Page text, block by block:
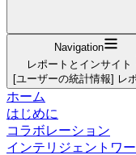
Navigation
レポートとインサイト
[ユーザーの統計情報] レ
ホーム
はじめに
コラボレーション
インテリジェントワ